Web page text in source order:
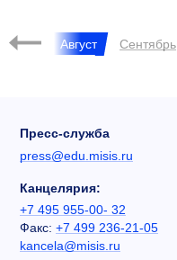
Июль Август Сентябрь
Пресс-служба
press@edu.misis.ru
Канцелярия:
+7 495 955-00- 32
Факс: +7 499 236-21-05
kancela@misis.ru